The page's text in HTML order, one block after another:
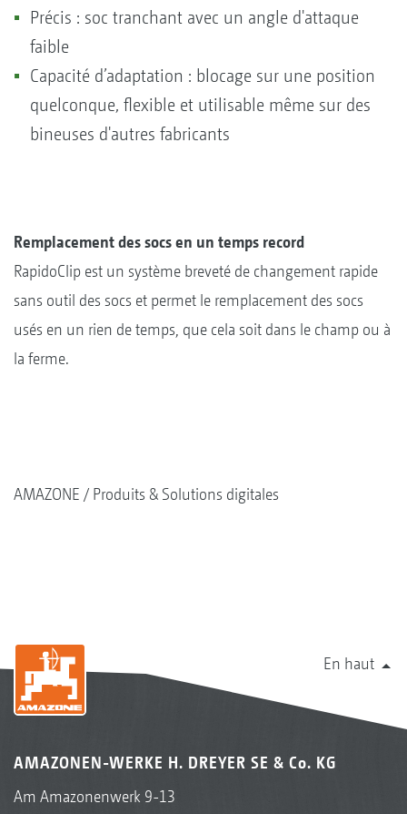
Précis : soc tranchant avec un angle d'attaque
faible
Capacité d’adaptation : blocage sur une position
quelconque, flexible et utilisable même sur des
bineuses d'autres fabricants
Remplacement des socs en un temps record
RapidoClip est un système breveté de changement rapide
sans outil des socs et permet le remplacement des socs
usés en un rien de temps, que cela soit dans le champ ou à
la ferme.
AMAZONE Produits & Solutions digitales
En haut
AMAZONEN-WERKE H. DREYER SE & Co. KG
Am Amazonenwerk 9-13